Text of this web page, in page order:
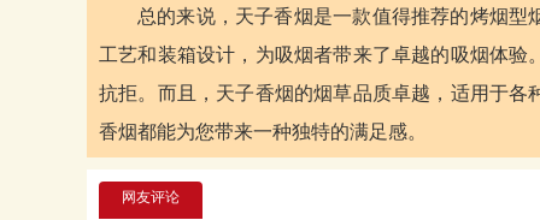
总的来说，天子香烟是一款值得推荐的烤烟
工艺和装箱设计，为吸烟者带来了卓越的吸烟体
抗拒。而且，天子香烟的烟草品质卓越，适用于
香烟都能为您带来一种独特的满足感。
网友评论